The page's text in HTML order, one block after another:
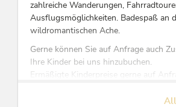
zahlreiche Wanderungen,
Ausflugsmöglichkeiten. Badespaß an
wildromantischen Ache.
Gerne können Sie auf Anfrage auch
Ihre Kinder bei uns hinzubuchen.
Ermäßigte Kinderpreise gerne auf